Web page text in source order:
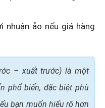
ảo nếu giá hàng
– xuất trước) là một
phổ biến, đặc biệt phù
bạn muốn hiểu rõ hơn